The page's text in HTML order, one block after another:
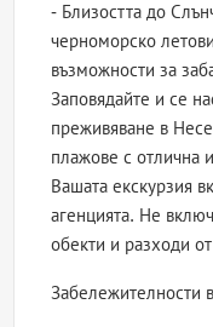
- Близостта до
черноморско
възможности за
Заповядайте и се
преживяване в
плажове с отлична
Вашата екскурзия
агенцията. Не
обекти и разходи
Забележителности